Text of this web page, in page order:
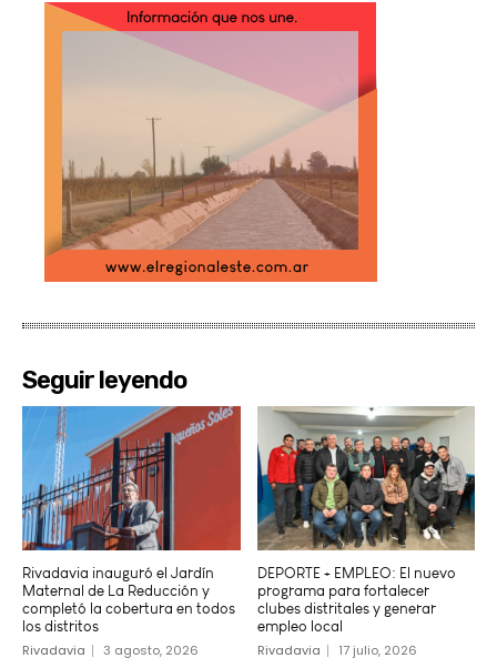
Seguir leyendo
Rivadavia inauguró el Jardín
Maternal de La Reducción y
completó la cobertura en todos
los distritos
Rivadavia 3 agosto, 2026
DEPORTE + EMPLEO: El nuevo
programa para fortalecer
clubes distritales y generar
empleo local
Rivadavia 17 julio, 2026